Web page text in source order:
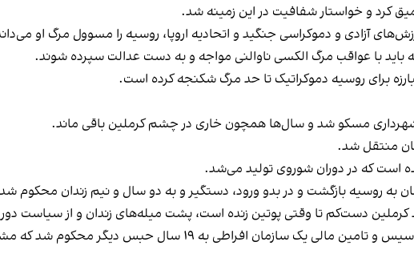
کرد و خواستار شفافیت در این زمینه شد.
آزادی و دموکراسی جنگید و اتحادیه اروپا، روسیه را مسوول مرگ او
با عواقب مرگ الکسی ناوالنی مواجه و به دست عدالت سپرده شوند.
مبارزه برای روسیه دموکراتیک تا حد مرگ شکنجه کرده است.
است که در دوران شوروی تولید می‌شد.
کرملین دست‌کم تا وقتی پوتین زنده است، پشت میله‌های زندان و از سیاست